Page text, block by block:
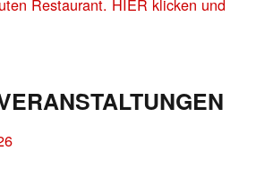
Restaurant. HIER klicken und